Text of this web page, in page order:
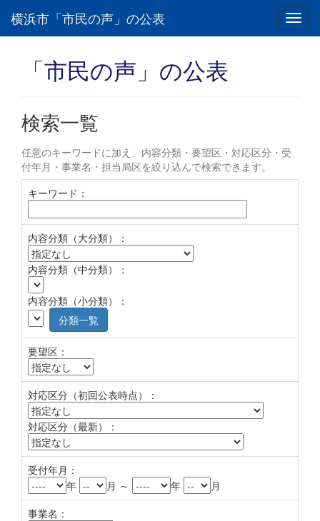
横浜市「市民の声」の公表
「市民の声」の公表
検索一覧
任意のキーワードに加え、内容分類・要望区・対応区分・受
付年月・事業名・担当局区を絞り込んで検索できます。
キーワード：
内容分類（大分類）：
内容分類（中分類）：
内容分類（小分類）：
分類一覧
要望区：
対応区分（初回公表時点）：
対応区分（最新）：
受付年月：
年
月 ～ 年
月
事業名：